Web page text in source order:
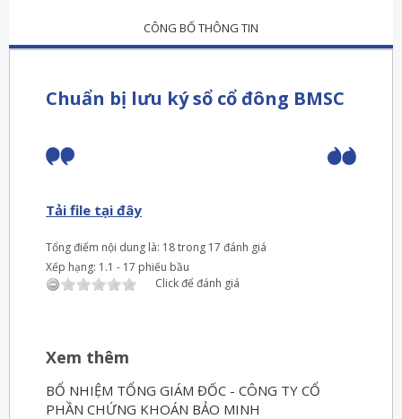
CÔNG BỐ THÔNG TIN
Chuẩn bị lưu ký sổ cổ đông BMSC
Tải file tại đây
Tổng điểm nội dung là: 18 trong 17 đánh giá
Xếp hạng: 1.1 - 17 phiếu bầu
Click để đánh giá
Xem thêm
BỔ NHIỆM TỔNG GIÁM ĐỐC - CÔNG TY CỔ
PHẦN CHỨNG KHOÁN BẢO MINH